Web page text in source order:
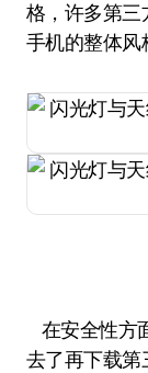
格，许多第三
手机的整体风
在安全性方
去了再下载第